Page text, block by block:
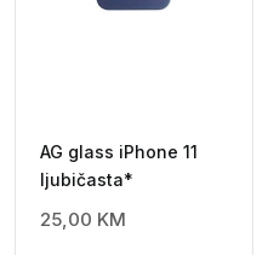
AG glass iPhone 11
ljubičasta*
25,00 KM